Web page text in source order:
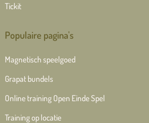
Tickit
Populaire pagina's
Magnetisch speelgoed
Grapat bundels
Online training Open Einde Spel
Training op locatie